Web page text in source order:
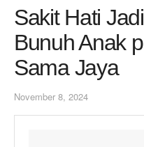
Sakit Hati
Bunuh Anak
Sama Jaya
November 8, 2024